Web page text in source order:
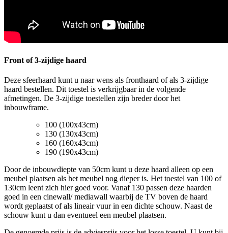
Front of 3-zijdige haard
Deze sfeerhaard kunt u naar wens als fronthaard of als 3-zijdige
haard bestellen. Dit toestel is verkrijgbaar in de volgende
afmetingen. De 3-zijdige toestellen zijn breder door het
inbouwframe.
100 (100x43cm)
130 (130x43cm)
160 (160x43cm)
190 (190x43cm)
Door de inbouwdiepte van 50cm kunt u deze haard alleen op een
meubel plaatsen als het meubel nog dieper is. Het toestel van 100 of
130cm leent zich hier goed voor. Vanaf 130 passen deze haarden
goed in een cinewall/ mediawall waarbij de TV boven de haard
wordt geplaatst of als lineair vuur in een dichte schouw. Naast de
schouw kunt u dan eventueel een meubel plaatsen.